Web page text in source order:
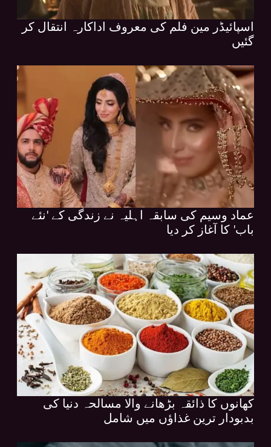
اسپائیڈر مین فلم کی معروف اداکارہ انتقال کر
گئیں
عماد وسیم کی سابقہ اہلیہ نے زندگی کے 'نئے
باب' کا آغاز کر دیا
کھانوں کا ذائقہ بڑھانے والا مسالحہ دنیا کی
بدبودار ترین غذاؤں میں شامل